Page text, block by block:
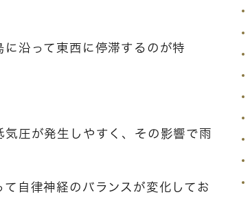
に沿って東西に停滞するのが特
圧が発生しやすく、その影響で雨
自律神経のバランスが変化してお